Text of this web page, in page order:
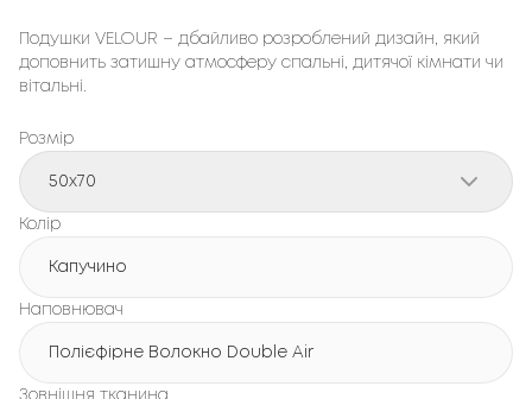
Подушки VELOUR – дбайливо розроблений дизайн, який
доповнить затишну атмосферу спальні, дитячої кімнати чи
вітальні.
Розмір
50x70
Колір
Капучино
Наповнювач
Полієфірне Волокно Double Air
Зовнішня тканина